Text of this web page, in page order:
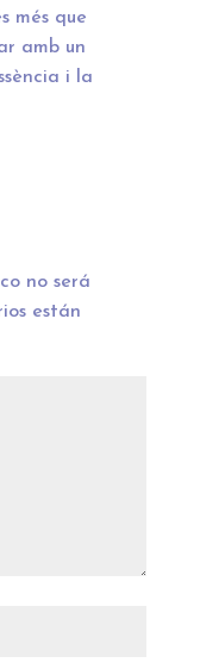
més que
amb un
i la
no será
están